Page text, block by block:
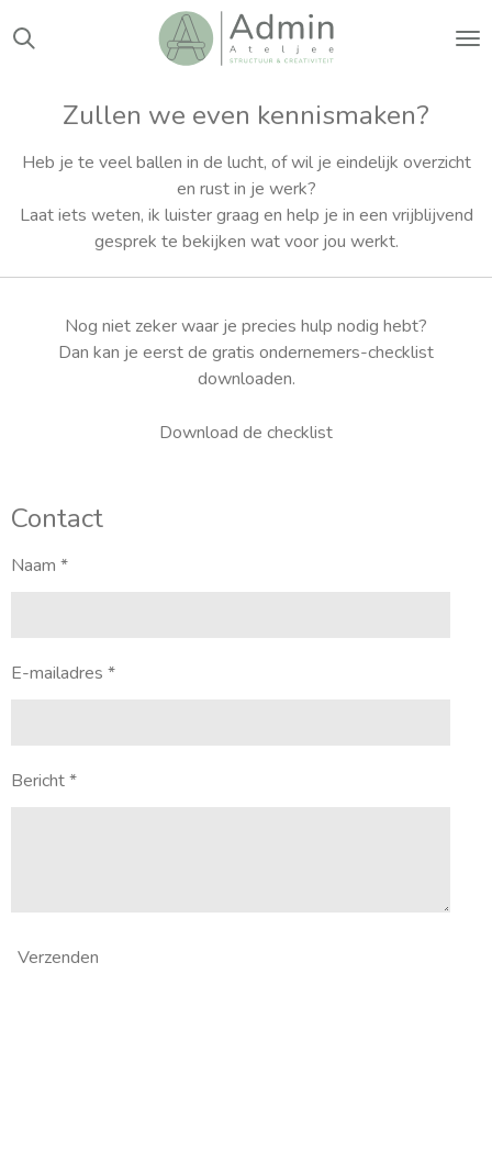
direct
hoofdinhoud
Zullen we even kennismaken?
Heb je te veel ballen in de lucht, of wil je eindelijk overzicht
en rust in je werk?
Laat iets weten, ik luister graag en help je in een vrijblijvend
gesprek te bekijken wat voor jou werkt.
Nog niet zeker waar je precies hulp nodig hebt?
Dan kan je eerst de gratis ondernemers-checklist
downloaden.
Download de checklist
Contact
Naam *
E-mailadres *
Bericht *
Verzenden